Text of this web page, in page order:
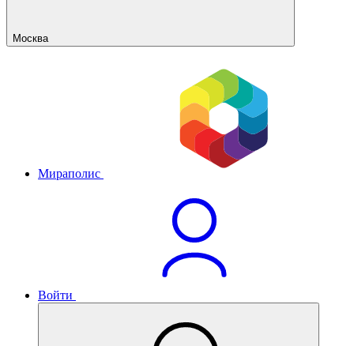
Москва
Мираполис
Войти